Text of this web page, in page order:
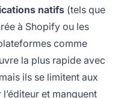
natifs (tels que
à Shopify ou les
comme
la plus rapide avec
ils se limitent aux
et manquent